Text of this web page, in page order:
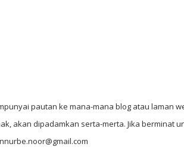
pautan ke mana-mana blog atau laman
akan dipadamkan serta-merta. Jika berminat